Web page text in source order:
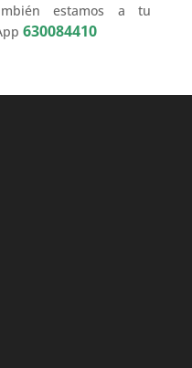
estamos a tu
630084410